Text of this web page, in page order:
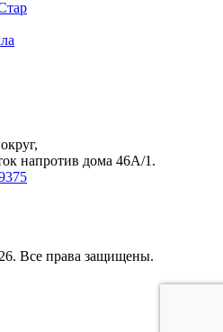
напротив дома 46А/1.
Все права защищены.